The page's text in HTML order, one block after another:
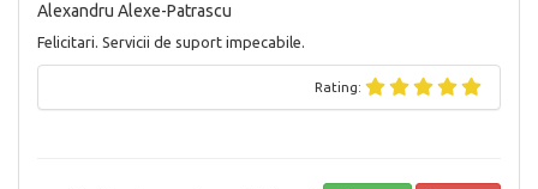
Alexandru Alexe-Patrascu
Felicitari. Servicii de suport impecabile.
Rating: